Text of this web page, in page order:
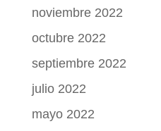
noviembre 2022
octubre 2022
septiembre 2022
julio 2022
mayo 2022